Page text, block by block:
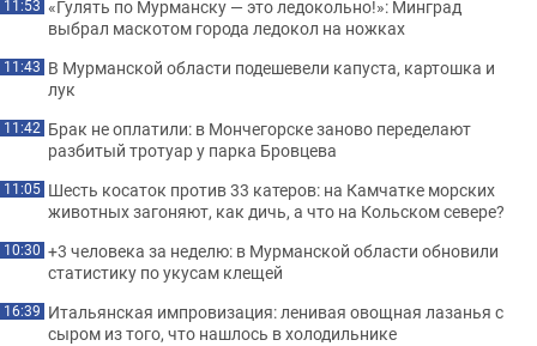
11:53 «Гулять по Мурманску — это ледокольно!»: Минград
выбрал маскотом города ледокол на ножках
11:43 В Мурманской области подешевели капуста, картошка и
лук
11:42 Брак не оплатили: в Мончегорске заново переделают
разбитый тротуар у парка Бровцева
11:05 Шесть косаток против 33 катеров: на Камчатке морских
животных загоняют, как дичь, а что на Кольском севере?
10:30 +3 человека за неделю: в Мурманской области обновили
статистику по укусам клещей
16:39 Итальянская импровизация: ленивая овощная лазанья с
сыром из того, что нашлось в холодильнике